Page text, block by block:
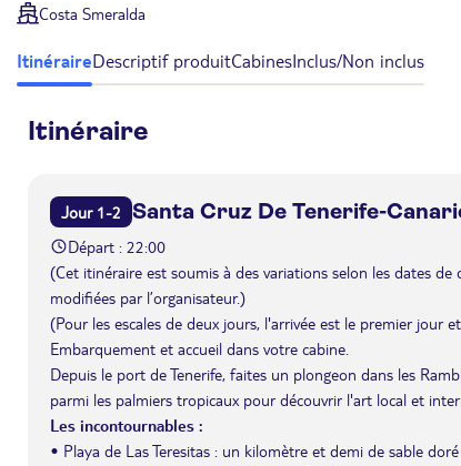
Costa Smeralda
ItinéraireDescriptif produitCabinesInclus/Non inclus
Itinéraire
Jour 1-2 Santa Cruz De Tenerife-
Départ : 22:00
(Cet itinéraire est soumis à des variations selon les dates
modifiées par l’organisateur.)
(Pour les escales de deux jours, l'arrivée est le premier jour
Embarquement et accueil dans votre cabine.
Depuis le port de Tenerife, faites un plongeon dans les
parmi les palmiers tropicaux pour découvrir l'art local et
Les incontournables :
• Playa de Las Teresitas : un kilomètre et demi de sable